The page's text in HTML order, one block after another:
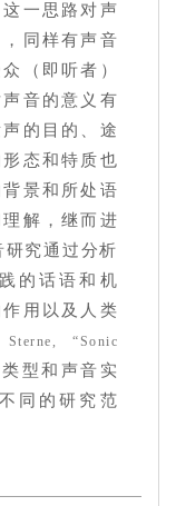
一思路对声
同样有声音
（即听者）
音的意义有
的目的、途
态和特质也
景和所处语
解，继而进
究通过分析
的话语和机
用以及人类
“Sonic
型和声音实
同的研究范